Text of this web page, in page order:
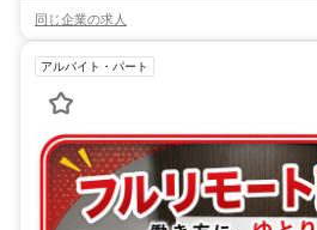
同じ企業の求人
アルバイト・パート